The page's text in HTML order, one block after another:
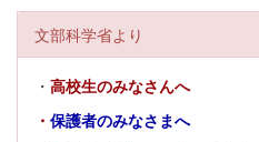
文部科学省より
・ 高校生のみなさんへ
・ 保護者のみなさまへ